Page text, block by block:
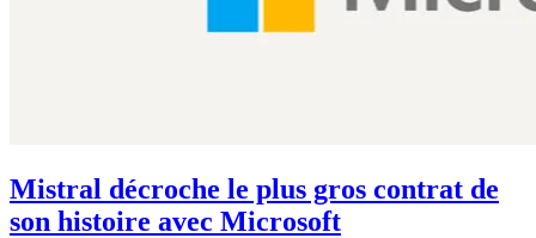
Mistral décroche le plus gros contrat de
son histoire avec Microsoft